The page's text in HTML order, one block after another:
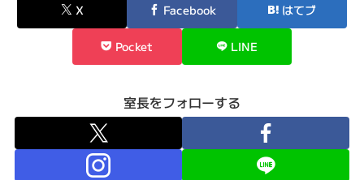
X Facebook はてブ
Pocket LINE
室長をフォローする